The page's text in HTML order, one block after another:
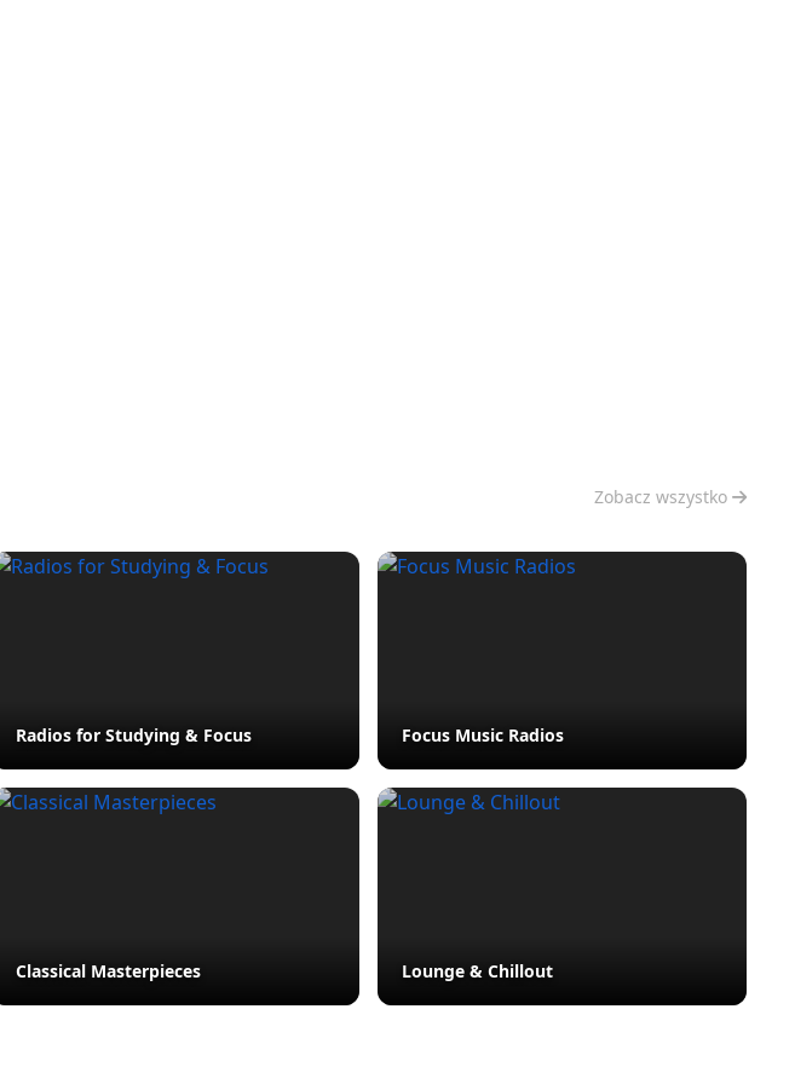
Zobacz wszystko
Radios for Studying & Focus Focus Music Radios
Classical Masterpieces Lounge & Chillout